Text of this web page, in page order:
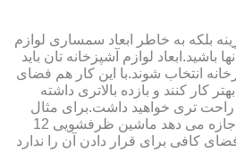
بلکه به خاطر ابعاد سمساری لوازم
لوازم آشپزخانه تان باید
انتخاب شوند.با این کار هم فضای
کار کنند و بازده بالاتری داشته
راحت تری خواهید داشت.برای مثال
حتی اگر بودجه تان به شما اجازه می دهد ماشین ظرفشویی 12
کافی برای قرار دادن آن را ندارد